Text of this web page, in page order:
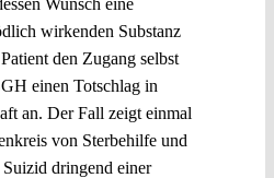
wirkenden Substanz
den Zugang selbst
einen Totschlag in
an. Der Fall zeigt einmal
von Sterbehilfe und
dringend einer